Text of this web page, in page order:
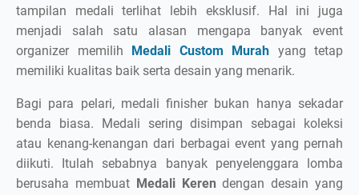
tampilan medali terlihat lebih eksklusif. Hal ini juga
menjadi salah satu alasan mengapa banyak event
organizer memilih Medali Custom Murah yang tetap
memiliki kualitas baik serta desain yang menarik.
Bagi para pelari, medali finisher bukan hanya sekadar
benda biasa. Medali sering disimpan sebagai koleksi
atau kenang-kenangan dari berbagai event yang pernah
diikuti. Itulah sebabnya banyak penyelenggara lomba
berusaha membuat Medali Keren dengan desain yang